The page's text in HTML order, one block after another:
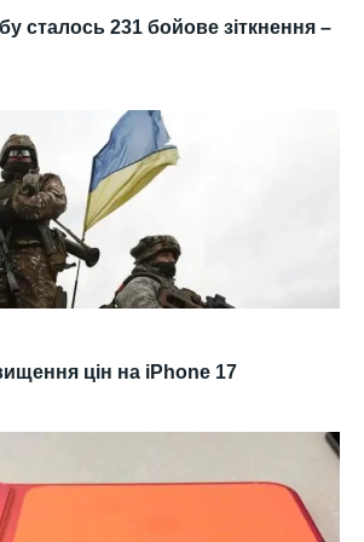
сталось 231 бойове зіткнення –
цін на iPhone 17